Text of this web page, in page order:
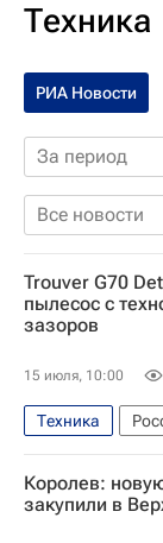
Техника
РИА Новости
За период
Все новости
Trouver G70
пылесос с
зазоров
15 июля, 10:00
Техника
пылесос
Королев:
закупили в